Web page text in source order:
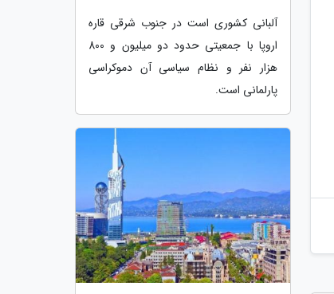
آلبانی کشوری است در جنوب شرقی قاره
اروپا با جمعیتی حدود دو میلیون و 800
هزار نفر و نظام سیاسی آن دموکراسی
پارلمانی است.